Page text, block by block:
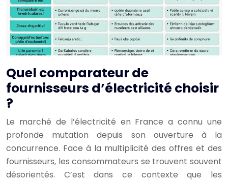
Quel comparateur de
fournisseurs d’électricité choisir
?
Le marché de l’électricité en France a connu une
profonde mutation depuis son ouverture à la
concurrence. Face à la multiplicité des offres et des
fournisseurs, les consommateurs se trouvent souvent
désorientés. C’est dans ce contexte que les